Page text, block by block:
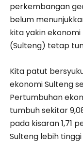
perkembangan
belum
kita yakin ekonomi
(Sulteng) tetap
Kita patut
ekonomi Sulteng
Pertumbuhan
tumbuh sekitar
pada kisaran 1,71
Sulteng lebih